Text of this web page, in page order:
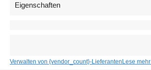
Eigenschaften
Verwalten von {vendor_count}-LieferantenLese
suchten. Google ist mit den Daten in der
im
deren Daten Google dennoch zugriff.